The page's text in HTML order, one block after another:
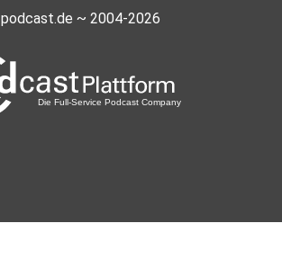
podcast.de ~ 2004-2026